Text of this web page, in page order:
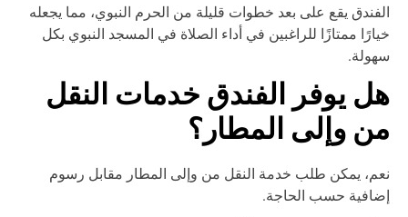
يقع على بعد خطوات قليلة من الحرم النبوي، مما يجعله
ممتازًا للراغبين في أداء الصلاة في المسجد النبوي بكل
يوفر الفندق خدمات النقل
وإلى المطار؟
يمكن طلب خدمة النقل من وإلى المطار مقابل رسوم
حسب الحاجة.